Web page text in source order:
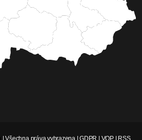
| Všechna práva vyhrazena |GDPR | VOP| RSS